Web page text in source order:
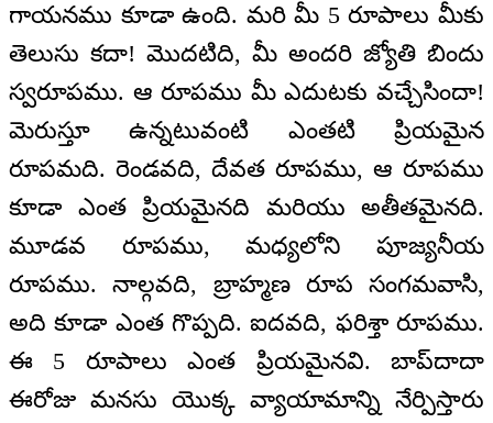
గాయనము కూడా ఉంది. మరి మీ 5 రూపాలు మీకు
తెలుసు కదా! మొదటిది, మీ అందరి జ్యోతి బిందు
స్వరూపము. ఆ రూపము మీ ఎదుటకు వచ్చేసిందా!
మెరుస్తూ ఉన్నటువంటి ఎంతటి ప్రియమైన
రూపమది. రెండవది, దేవత రూపము, ఆ రూపము
కూడా ఎంత ప్రియమైనది మరియు అతీతమైనది.
మూడవ రూపము, మధ్యలోని పూజ్యనీయ
రూపము. నాల్గవది, బ్రాహ్మణ రూప సంగమవాసి,
అది కూడా ఎంత గొప్పది. ఐదవది, ఫరిశ్తా రూపము.
ఈ 5 రూపాలు ఎంత ప్రియమైనవి. బాప్‌దాదా
ఈరోజు మనసు యొక్క వ్యాయామాన్ని నేర్పిస్తారు